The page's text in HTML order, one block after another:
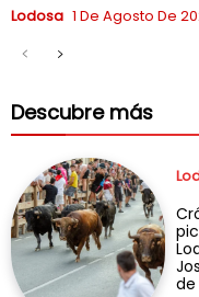
Lodosa 1 De Agosto De
Descubre más
de